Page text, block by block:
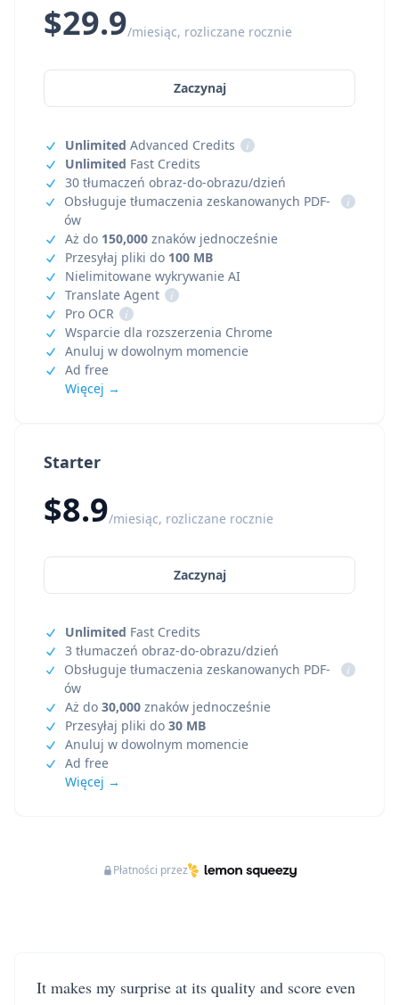
Starter
$8.9/miesiąc, rozliczane rocznie
Zaczynaj
Unlimited Fast Credits
3 tłumaczeń obraz-do-obrazu/dzień
Obsługuje tłumaczenia zeskanowanych PDF-
ów
i
Aż do 30,000 znaków jednocześnie
Przesyłaj pliki do 30 MB
Anuluj w dowolnym momencie
Ad free
Więcej →
$29.9/miesiąc, rozliczane rocznie
Zaczynaj
Unlimited Advanced Credits
i
Unlimited Fast Credits
30 tłumaczeń obraz-do-obrazu/dzień
Obsługuje tłumaczenia zeskanowanych PDF-
ów
i
Aż do 150,000 znaków jednocześnie
Przesyłaj pliki do 100 MB
Nielimitowane wykrywanie AI
Translate Agent
i
Pro OCR
i
Wsparcie dla rozszerzenia Chrome
Anuluj w dowolnym momencie
Ad free
Więcej →
Płatności przez
It makes my surprise at its quality and score even